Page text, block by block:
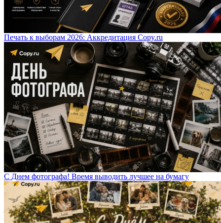
Печать к выборам 2026: Аккредитация Copy.ru
С Днем фотографа! Время выводить лучшее на бумагу